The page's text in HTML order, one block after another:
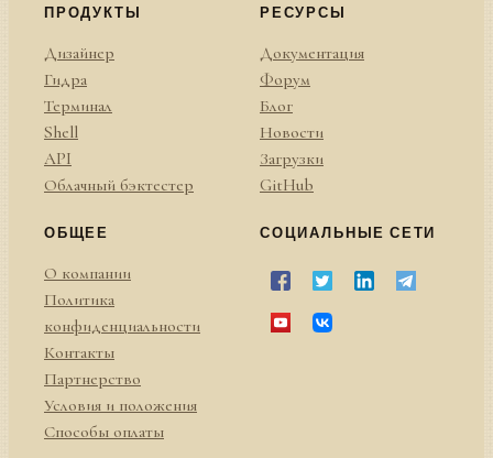
ПРОДУКТЫ
Дизайнер
Гидра
Терминал
Shell
API
Облачный бэктестер
РЕСУРСЫ
Документация
Форум
Блог
Новости
Загрузки
GitHub
ОБЩЕЕ
О компании
Политика
конфиденциальности
Контакты
Партнерство
Условия и положения
Способы оплаты
СОЦИАЛЬНЫЕ СЕТИ